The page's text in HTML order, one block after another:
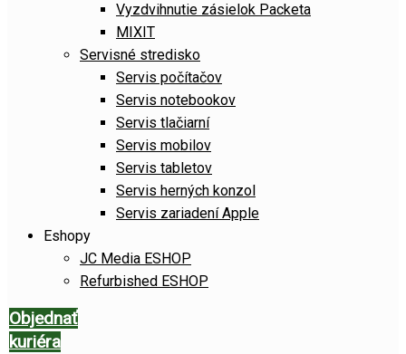
Vyzdvihnutie zásielok Packeta
MIXIT
Servisné stredisko
Servis počítačov
Servis notebookov
Servis tlačiarní
Servis mobilov
Servis tabletov
Servis herných konzol
Servis zariadení Apple
Eshopy
JC Media ESHOP
Refurbished ESHOP
Objednať
kuriéra